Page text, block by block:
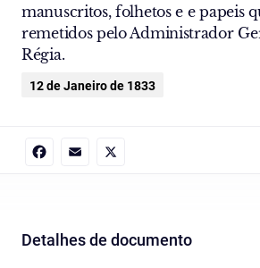
manuscritos, folhetos e e papeis
remetidos pelo Administrador
Régia.
12 de Janeiro de 1833
Detalhes de documento